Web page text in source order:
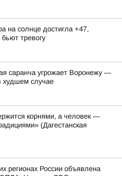
на солнце достигла +47,
тревогу
саранча угрожает Воронежу —
худшем случае
корнями, а человек —
(Дагестанская
регионах России объявлена